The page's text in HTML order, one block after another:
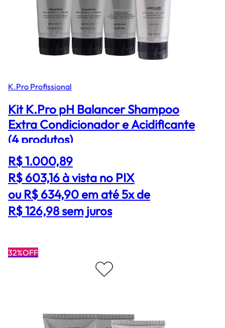
K.Pro Profissional
Kit K.Pro pH Balancer Shampoo
Extra Condicionador e Acidificante
(4 produtos)
R$ 1.000,89
R$ 603,16à vista no PIX
ou R$ 634,90 em até 5x de
R$ 126,98 sem juros
32%OFF